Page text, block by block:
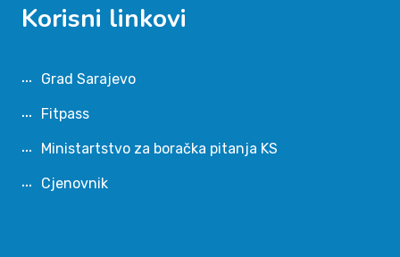
Korisni linkovi
Grad Sarajevo
Fitpass
Ministartstvo za boračka pitanja KS
Cjenovnik